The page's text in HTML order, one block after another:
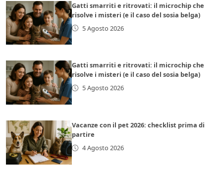
Gatti smarriti e ritrovati: il microchip che
risolve i misteri (e il caso del sosia belga)
5 Agosto 2026
Gatti smarriti e ritrovati: il microchip che
risolve i misteri (e il caso del sosia belga)
5 Agosto 2026
Vacanze con il pet 2026: checklist prima di
partire
4 Agosto 2026